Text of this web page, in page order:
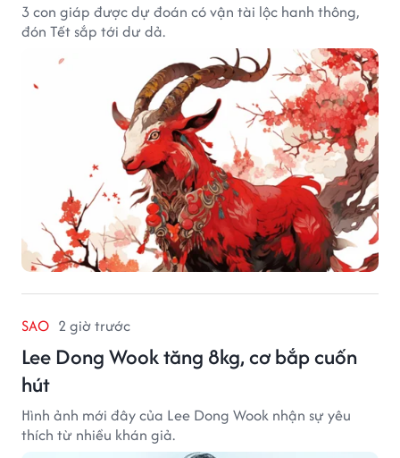
3 con giáp được dự đoán có vận tài lộc hanh thông,
đón Tết sắp tới dư dả.
SAO 2 giờ trước
Lee Dong Wook tăng 8kg, cơ bắp cuốn
hút
Hình ảnh mới đây của Lee Dong Wook nhận sự yêu
thích từ nhiều khán giả.